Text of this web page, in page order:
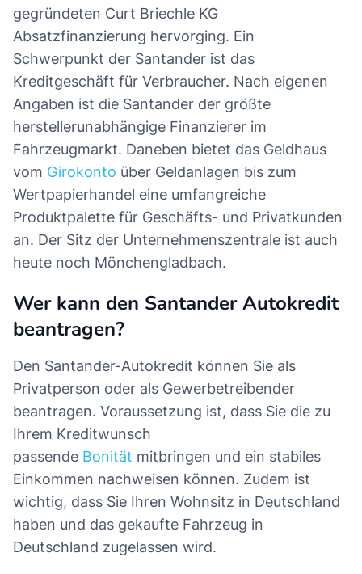
gegründeten Curt Briechle KG
Absatzfinanzierung hervorging. Ein
Schwerpunkt der Santander ist das
Kreditgeschäft für Verbraucher. Nach eigenen
Angaben ist die Santander der größte
herstellerunabhängige Finanzierer im
Fahrzeugmarkt. Daneben bietet das Geldhaus
vom Girokonto über Geldanlagen bis zum
Wertpapierhandel eine umfangreiche
Produktpalette für Geschäfts- und Privatkunden
an. Der Sitz der Unternehmenszentrale ist auch
heute noch Mönchengladbach.
Wer kann den Santander Autokredit
beantragen?
Den Santander-Autokredit können Sie als
Privatperson oder als Gewerbetreibender
beantragen. Voraussetzung ist, dass Sie die zu
Ihrem Kreditwunsch
passende Bonität mitbringen und ein stabiles
Einkommen nachweisen können. Zudem ist
wichtig, dass Sie Ihren Wohnsitz in Deutschland
haben und das gekaufte Fahrzeug in
Deutschland zugelassen wird.